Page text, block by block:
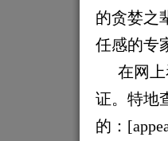
的贪婪之
任感的专
在网
证。特地
的：